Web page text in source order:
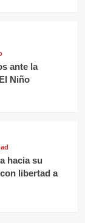
ante la
Niño
hacia su
libertad a